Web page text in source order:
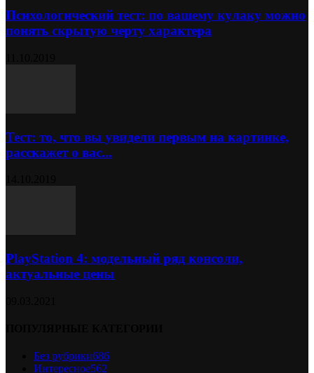
Психологический тест: по вашему кулаку можно
понять скрытую черту характера
Тест: то, что вы увидели первым на картинке,
расскажет о вас...
PlayStation 4: модельный ряд консоли,
актуальные цены
Без рубрики686
Интересное562